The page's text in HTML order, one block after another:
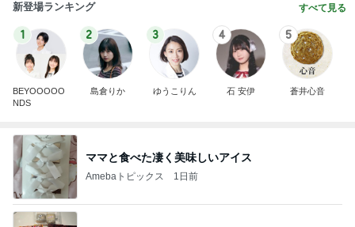
新登場ランキング すべて見る
1
BEYOOOOO
NDS
2
島倉りか
3
ゆうこりん
4
石 安伊
5
蒼井心音
ママと食べた凄く美味しいアイス
Amebaトピックス 1日前